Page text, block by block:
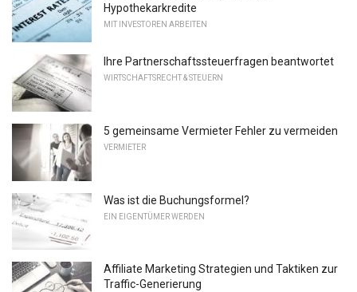
Hypothekarkredite
MIT INVESTOREN ARBEITEN
Ihre Partnerschaftssteuerfragen beantwortet
WIRTSCHAFTSRECHT & STEUERN
5 gemeinsame Vermieter Fehler zu vermeiden
VERMIETER
Was ist die Buchungsformel?
EIN EIGENTÜMER WERDEN
Affiliate Marketing Strategien und Taktiken zur
Traffic-Generierung